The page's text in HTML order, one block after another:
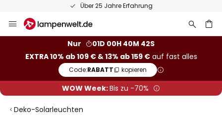
Über 25 Jahre Erfahrung
Inhalt
Nur
01D 00H 40M 42S
EXTRA 10% ab 109 € & 13% ab 159 €auf fast alles
Code:RABATT kopieren
WOW Week:Bis zu -70%
Deko-Solarleuchten